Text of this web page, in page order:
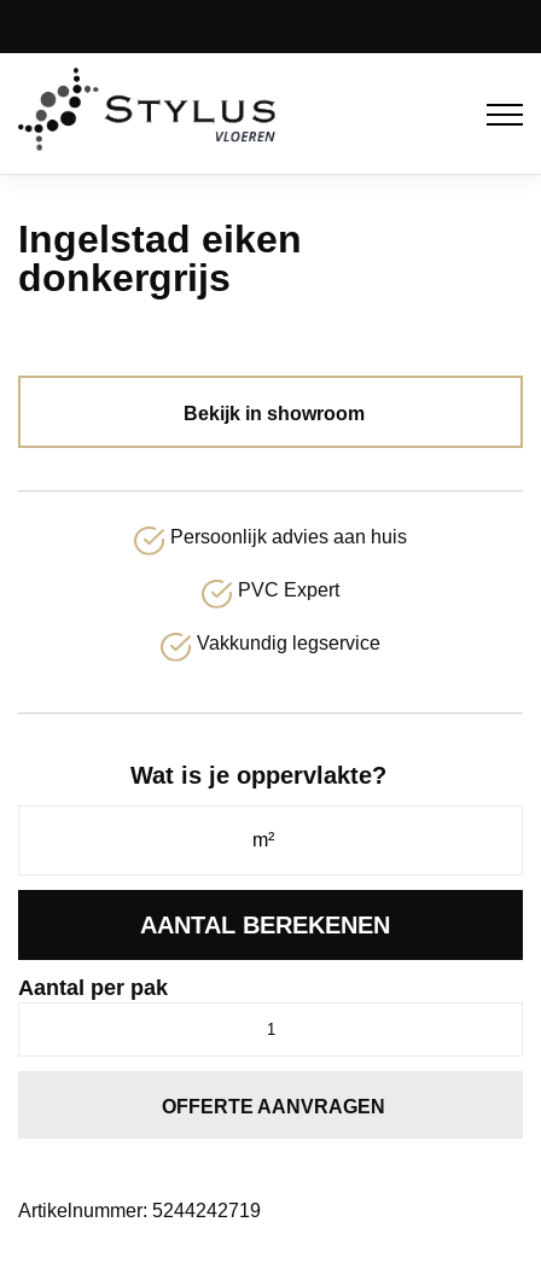
Ingelstad eiken
donkergrijs
Bekijk in showroom
Persoonlijk advies aan huis
PVC Expert
Vakkundig legservice
Wat is je oppervlakte?
AANTAL BEREKENEN
Aantal per pak
OFFERTE AANVRAGEN
Artikelnummer: 5244242719